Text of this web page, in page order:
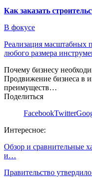
Как заказать
В фокусе
Реализация масштабных
любого размера
Почему бизнесу
Продвижение бизнеса в
преимуществ…
Поделиться
FacebookTwitter
Интересное:
Обзор и сравнительные
и…
Правительство